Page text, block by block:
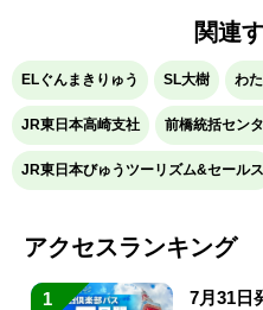
関連
ELぐんまきりゅう SL大樹 わ
JR東日本高崎支社 前橋統括セン
JR東日本びゅうツーリズム&セールス
アクセスランキング
1
7月31日